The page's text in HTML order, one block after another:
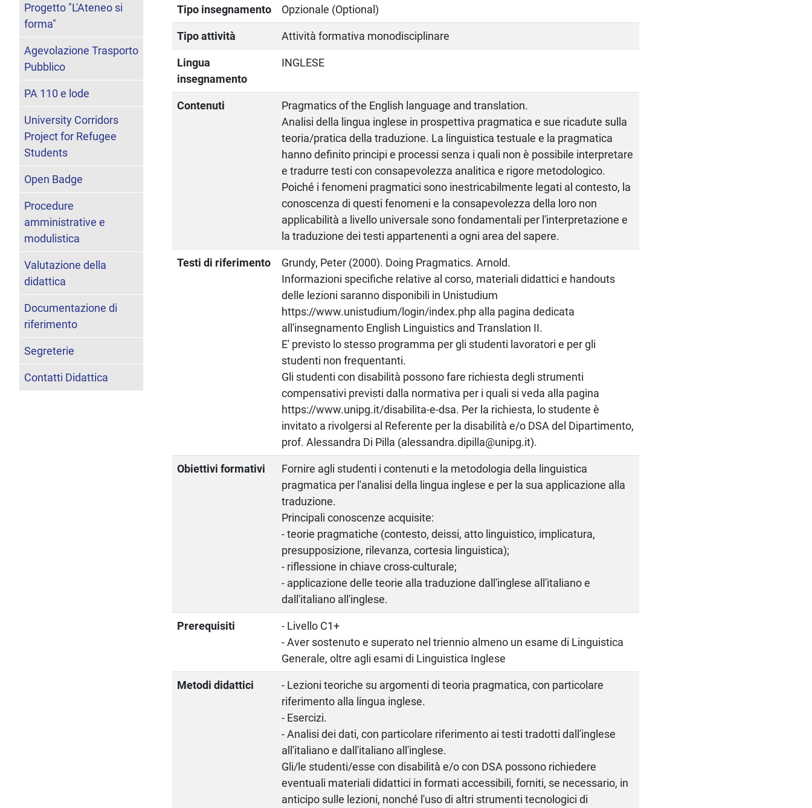
Tipo insegnamento Opzionale (Optional)
Tipo attività Attività formativa monodisciplinare
Lingua
insegnamento
INGLESE
Contenuti
Pragmatics of the English language and translation.
Analisi della lingua inglese in prospettiva pragmatica e sue ricadute sulla
teoria/pratica della traduzione. La linguistica testuale e la pragmatica
hanno definito principi e processi senza i quali non è possibile interpretare
e tradurre testi con consapevolezza analitica e rigore metodologico.
Poiché i fenomeni pragmatici sono inestricabilmente legati al contesto, la
conoscenza di questi fenomeni e la consapevolezza della loro non
applicabilità a livello universale sono fondamentali per l'interpretazione e
la traduzione dei testi appartenenti a ogni area del sapere.
Testi di riferimento
Grundy, Peter (2000). Doing Pragmatics. Arnold.
Informazioni specifiche relative al corso, materiali didattici e handouts
delle lezioni saranno disponibili in Unistudium
https://www.unistudium/login/index.php alla pagina dedicata
all'insegnamento English Linguistics and Translation II.
E' previsto lo stesso programma per gli studenti lavoratori e per gli
studenti non frequentanti.
Gli studenti con disabilità possono fare richiesta degli strumenti
compensativi previsti dalla normativa per i quali si veda alla pagina
https://www.unipg.it/disabilita-e-dsa. Per la richiesta, lo studente è
invitato a rivolgersi al Referente per la disabilità e/o DSA del Dipartimento,
prof. Alessandra Di Pilla (alessandra.dipilla@unipg.it).
Obiettivi formativi
Fornire agli studenti i contenuti e la metodologia della linguistica
pragmatica per l'analisi della lingua inglese e per la sua applicazione alla
traduzione.
Principali conoscenze acquisite:
- teorie pragmatiche (contesto, deissi, atto linguistico, implicatura,
presupposizione, rilevanza, cortesia linguistica);
- riflessione in chiave cross-culturale;
- applicazione delle teorie alla traduzione dall'inglese all'italiano e
dall'italiano all'inglese.
Prerequisiti
- Livello C1+
- Aver sostenuto e superato nel triennio almeno un esame di Linguistica
Generale, oltre agli esami di Linguistica Inglese
Metodi didattici
- Lezioni teoriche su argomenti di teoria pragmatica, con particolare
riferimento alla lingua inglese.
- Esercizi.
- Analisi dei dati, con particolare riferimento ai testi tradotti dall'inglese
all'italiano e dall'italiano all'inglese.
Gli/le studenti/esse con disabilità e/o con DSA possono richiedere
eventuali materiali didattici in formati accessibili, forniti, se necessario, in
anticipo sulle lezioni, nonché l'uso di altri strumenti tecnologici di
Progetto "L'Ateneo si
forma"
Agevolazione Trasporto
Pubblico
PA 110 e lode
University Corridors
Project for Refugee
Students
Open Badge
Procedure
amministrative e
modulistica
Valutazione della
didattica
Documentazione di
riferimento
Segreterie
Contatti Didattica